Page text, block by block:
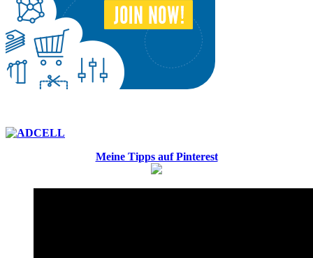
Meine Tipps auf Pinterest